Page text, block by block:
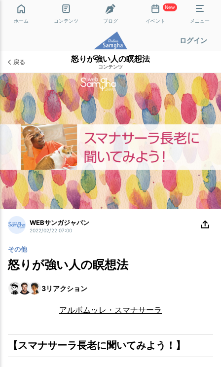
ホーム コンテンツ ブログ
New
イベント メニュー
ログイン
戻る 怒りが強い人の瞑想法
コンテンツ
WEBサンガジャパン
2022/02/22 07:00
その他
怒りが強い人の瞑想法
3リアクション
アルボムッレ・スマナサーラ
【スマナサーラ長老に聞いてみよう！】